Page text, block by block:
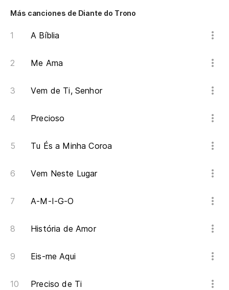
Más canciones de Diante do Trono
A Bíblia
Me Ama
Vem de Ti, Senhor
Precioso
Tu És a Minha Coroa
Vem Neste Lugar
A-M-I-G-O
História de Amor
Eis-me Aqui
Preciso de Ti